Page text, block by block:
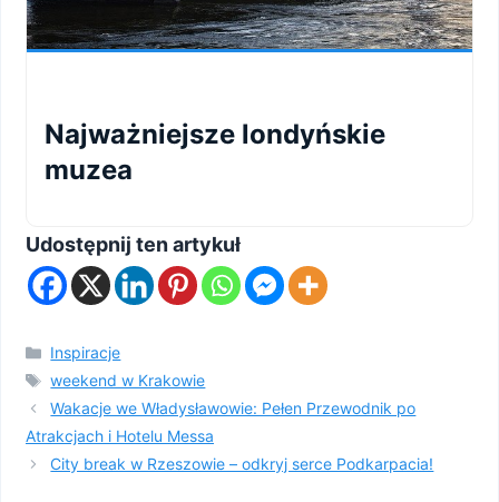
Najważniejsze londyńskie
muzea
Udostępnij ten artykuł
Kategorie
Inspiracje
Tagi
weekend w Krakowie
Wakacje we Władysławowie: Pełen Przewodnik po
Atrakcjach i Hotelu Messa
City break w Rzeszowie – odkryj serce Podkarpacia!